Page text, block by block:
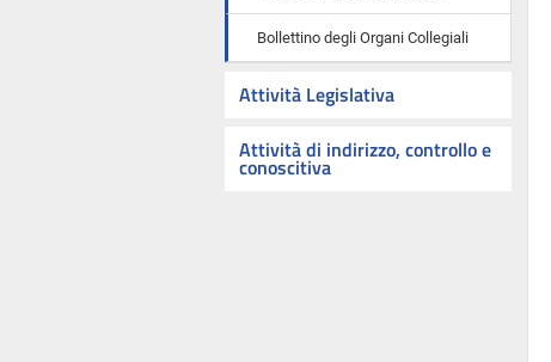
Bollettino degli Organi Collegiali
Attività Legislativa
Attività di indirizzo, controllo e
conoscitiva